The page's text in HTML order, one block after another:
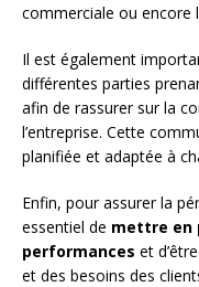
commerciale ou encore
Il est également
différentes parties
afin de rassurer sur la
l’entreprise. Cette
planifiée et adaptée à
Enfin, pour assurer la
essentiel de mettre en
performances et
et des besoins des